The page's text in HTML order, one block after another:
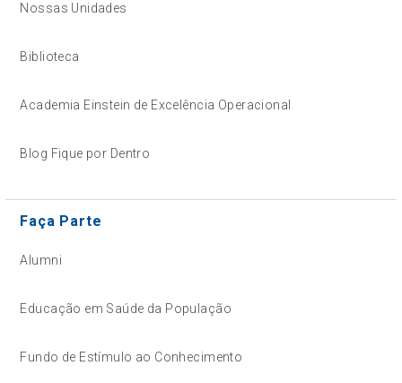
Nossas Unidades
Biblioteca
Academia Einstein de Excelência Operacional
Blog Fique por Dentro
Faça Parte
Alumni
Educação em Saúde da População
Fundo de Estímulo ao Conhecimento